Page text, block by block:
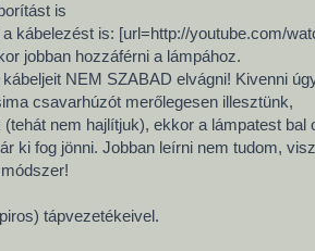
is
kábelezést is: [url=http://youtube.com/
jobban hozzáférni a lámpához.
NEM SZABAD elvágni! Kivenni
csavarhúzót merőlegesen illesztünk,
nem hajlítjuk), ekkor a lámpatest bal
ki fog jönni. Jobban leírni nem tudom,
tápvezetékeivel.